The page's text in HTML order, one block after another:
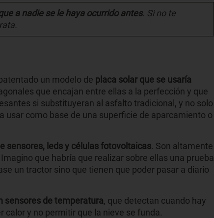
a nadie se le haya ocurrido antes. Si no te
un modelo de placa solar que se usaría
que encajan entre ellas a la perfección y que
si substituyeran al asfalto tradicional, y no solo
usar como base de una superficie de aparcamiento o
sensores, leds y células fotovoltaicas. Son altamente
que habría que realizar sobre ellas una prueba
un tractor sino que tienen que poder pasar a diario
sensores de temperatura, que detectan cuando hay
calor y no permitir que la nieve se funda.